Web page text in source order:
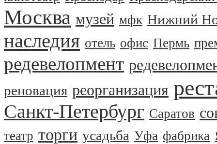
Москва музей мфк Нижний
наследия отель офис Пермь
редевелопмент
реновация реорганизация
Санкт-Петербург Саратов
театр торги усадьба Уфа фабрика